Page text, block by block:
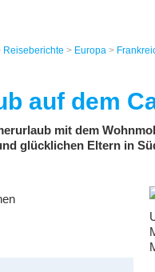
Reiseberichte > Europa >
auf dem
mit dem
glücklichen Eltern in